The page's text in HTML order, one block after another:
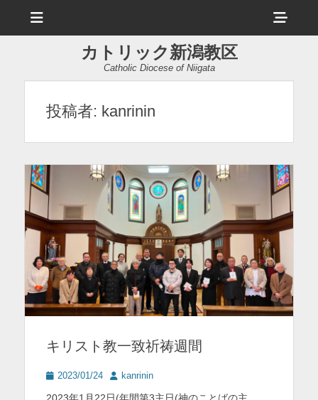
ュ
ヘ
ッ
ー
バ
ー
コ
ン
ツ
カトリック新潟教区
Catholic Diocese of Niigata
投稿者: kanrinin
キリスト教一致祈祷週間
投 2023/01/24
投 kanrinin
2023年1月22日(年間第3主日(神のことばの主